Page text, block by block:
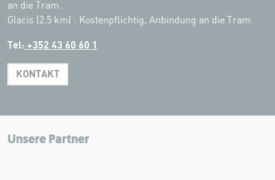
an die Tram.
Glacis (2.5 km) : Kostenpflichtig, Anbindung an die Tram.
Tel: +352 43 60 60 1
KONTAKT
+
−
Leaflet|Map tiles by Carto, under CC BY 3.0. Data by OpenStreetMap, under
Unsere Partner